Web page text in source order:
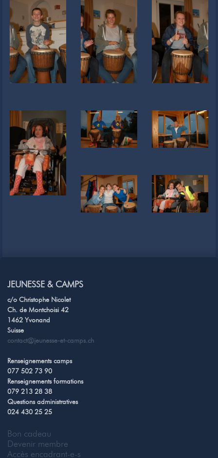
JEUNESSE & CAMPS
c/o Christophe Nicolet
Ch. de Montchoisi 42
1462 Yvonand
Suisse
contact@jeunesse-et-camps.ch
Renseignements camps
077 502 73 90
Renseignements formations
079 213 28 38
Questions administratives
024 430 25 25
Bon cadeau
Devenir membre
Accès encadrant-e-s